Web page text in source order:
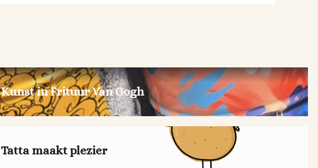
Kunst in Frituur Van Gogh
Tatta maakt plezier